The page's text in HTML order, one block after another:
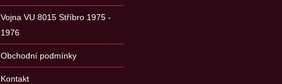
Vojna VU 8015 Stříbro 1975 -
1976
Obchodní podmínky
Kontakt